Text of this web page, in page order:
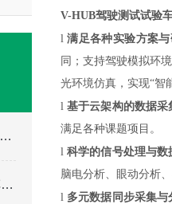
ErgoSIM自动驾驶仿真模拟实验室简介
驾驶模拟器真的能起到跟教练车一样的效果吗?
V-HUB驾驶测试试验
l 满足各种实验方案与
同；支持驾驶模拟环
光环境仿真，实现“智
l 基于云架构的数据采
满足各种课题项目。
l 科学的信号处理与数
脑电分析、眼动分析
l 多元数据同步采集与